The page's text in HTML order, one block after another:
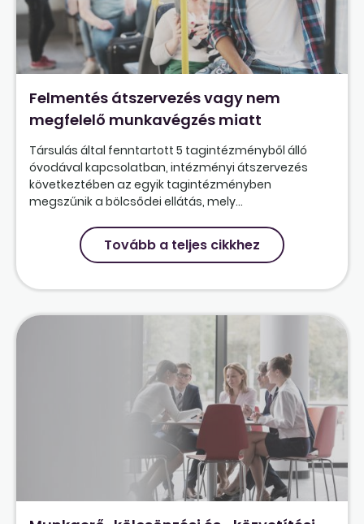
Felmentés átszervezés vagy nem
megfelelő munkavégzés miatt
Társulás által fenntartott 5 tagintézményből álló
óvodával kapcsolatban, intézményi átszervezés
következtében az egyik tagintézményben
megszűnik a bölcsődei ellátás, mely...
Tovább a teljes cikkhez